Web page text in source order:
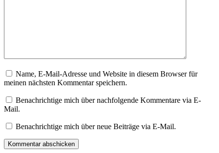
Name, E-Mail-Adresse und Website in diesem Browser für
meinen nächsten Kommentar speichern.
Benachrichtige mich über nachfolgende Kommentare via E-
Mail.
Benachrichtige mich über neue Beiträge via E-Mail.